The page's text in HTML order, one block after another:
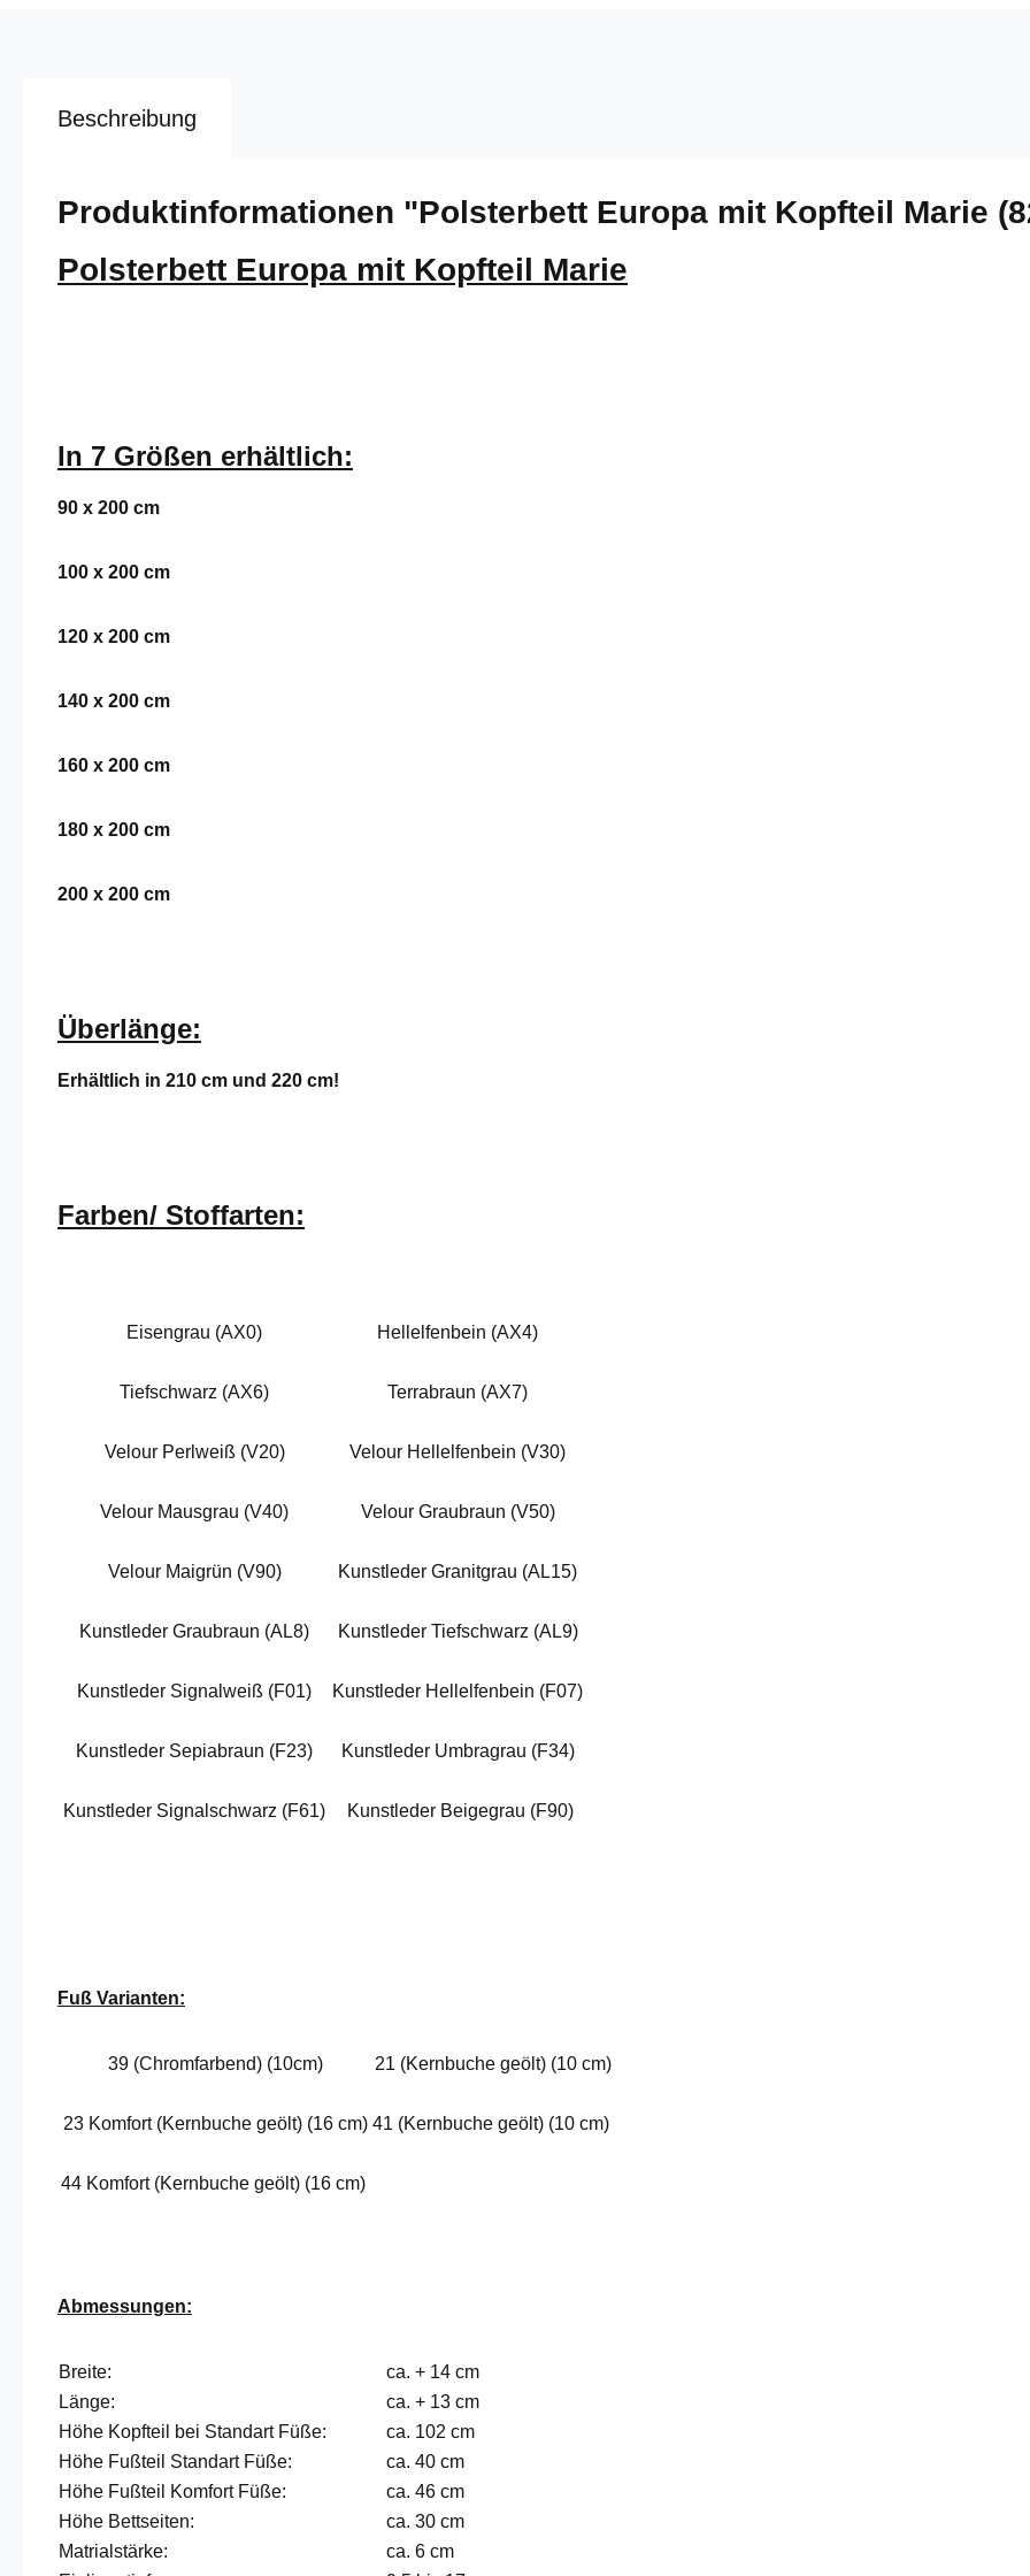
Beschreibung
Produktinformationen "Polsterbett Europa mit Kopfteil Marie
Polsterbett Europa mit Kopfteil Marie
In 7 Größen erhältlich:
90 x 200 cm
100 x 200 cm
120 x 200 cm
140 x 200 cm
160 x 200 cm
180 x 200 cm
200 x 200 cm
Überlänge:
Erhältlich in 210 cm und 220 cm!
Farben/ Stoffarten:
Eisengrau (AX0) Hellelfenbein (AX4)
Tiefschwarz (AX6) Terrabraun (AX7)
Velour Perlweiß (V20) Velour Hellelfenbein (V30)
Velour Mausgrau (V40) Velour Graubraun (V50)
Velour Maigrün (V90) Kunstleder Granitgrau (AL15)
Kunstleder Graubraun (AL8) Kunstleder Tiefschwarz (AL9)
Kunstleder Signalweiß (F01) Kunstleder Hellelfenbein (F07)
Kunstleder Sepiabraun (F23) Kunstleder Umbragrau (F34)
Kunstleder Signalschwarz (F61) Kunstleder Beigegrau (F90)
Fuß Varianten:
39 (Chromfarbend) (10cm) 21 (Kernbuche geölt) (10 cm)
23 Komfort (Kernbuche geölt) (16 cm) 41 (Kernbuche geölt) (10 cm)
44 Komfort (Kernbuche geölt) (16 cm)
Abmessungen:
Breite:
ca. + 14 cm
Länge:
ca. + 13 cm
Höhe Kopfteil bei Standart Füße:
ca. 102 cm
Höhe Fußteil Standart Füße:
ca. 40 cm
Höhe Fußteil Komfort Füße:
ca. 46 cm
Höhe Bettseiten:
ca. 30 cm
Matrialstärke:
ca. 6 cm